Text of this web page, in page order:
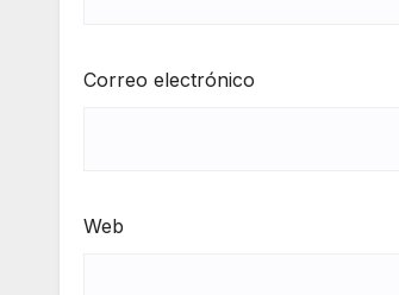
Correo electrónico
Web